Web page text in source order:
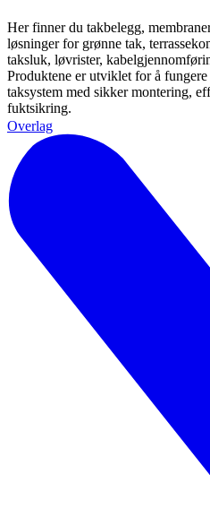
Her finner du takbelegg,
løsninger for grønne tak,
taksluk, løvrister,
Produktene er utviklet for å
taksystem med sikker montering,
fuktsikring.
Overlag